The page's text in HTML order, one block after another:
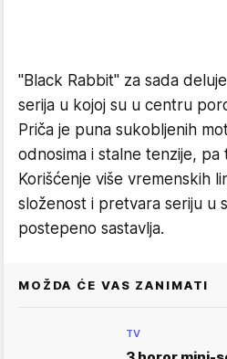
"Black Rabbit" za sada
serija u kojoj su u centru
Priča je puna sukobljenih
odnosima i stalne tenzije, pa
Korišćenje više vremenskih
složenost i pretvara seriju u
postepeno sastavlja.
MOŽDA ĆE VAS ZANIMATI
TV